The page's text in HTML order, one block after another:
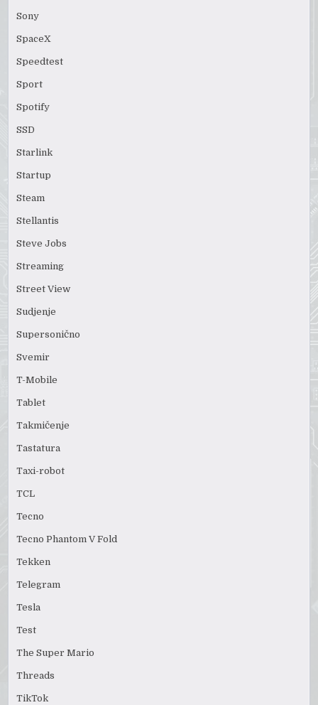
Sony
SpaceX
Speedtest
Sport
Spotify
SSD
Starlink
Startup
Steam
Stellantis
Steve Jobs
Streaming
Street View
Sudjenje
Supersonično
Svemir
T-Mobile
Tablet
Takmičenje
Tastatura
Taxi-robot
TCL
Tecno
Tecno Phantom V Fold
Tekken
Telegram
Tesla
Test
The Super Mario
Threads
TikTok